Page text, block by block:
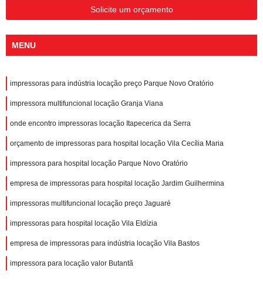
Solicite um orçamento
MENU
impressoras para indústria locação preço Parque Novo Oratório
impressora multifuncional locação Granja Viana
onde encontro impressoras locação Itapecerica da Serra
orçamento de impressoras para hospital locação Vila Cecília Maria
impressora para hospital locação Parque Novo Oratório
empresa de impressoras para hospital locação Jardim Guilhermina
impressoras multifuncional locação preço Jaguaré
impressoras para hospital locação Vila Eldízia
empresa de impressoras para indústria locação Vila Bastos
impressora para locação valor Butantã